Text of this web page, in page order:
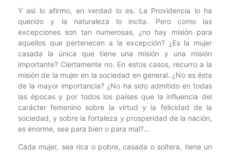
Y así lo afirmo, en verdad lo es. La Providencia lo ha
querido y la naturaleza lo incita. Pero como las
excepciones son tan numerosas, ¿no hay misión para
aquellos que pertenecen a la excepción? ¿Es la mujer
casada la única que tiene una misión y una misión
importante? Ciertamente no. En estos casos, recurro a la
misión de la mujer en la sociedad en general. ¿No es ésta
de la mayor importancia? ¿No ha sido admitido en todas
las épocas y por todos los países que la influencia del
carácter femenino sobre la virtud y la felicidad de la
sociedad, y sobre la fortaleza y prosperidad de la nación,
es enorme, sea para bien o para mal?…
Cada mujer, sea rica o pobre, casada o soltera, tiene un